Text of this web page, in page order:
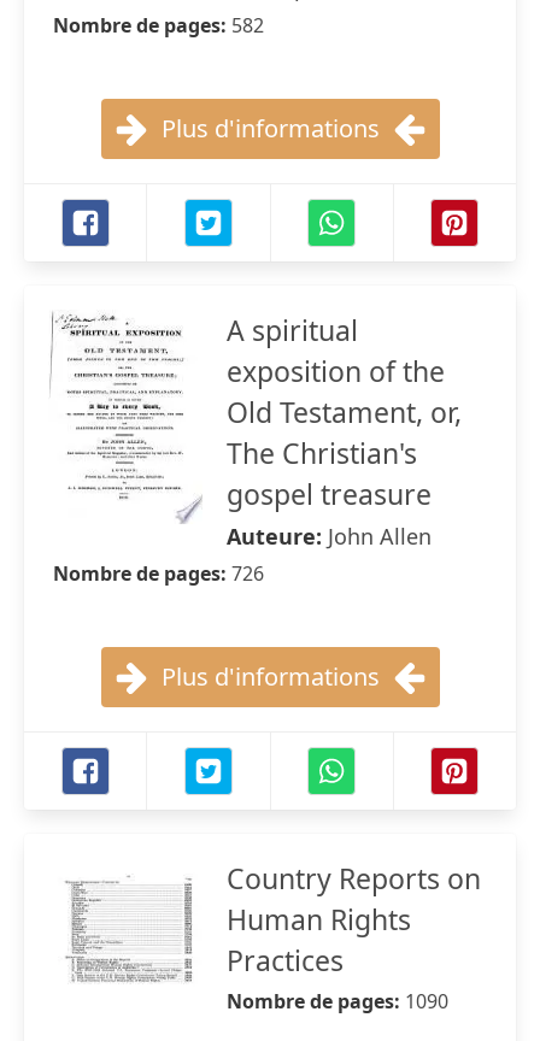
Nombre de pages: 582
Plus d'informations
A spiritual
exposition of the
Old Testament, or,
The Christian's
gospel treasure
Auteure: John Allen
Nombre de pages: 726
Plus d'informations
Country Reports on
Human Rights
Practices
Nombre de pages: 1090